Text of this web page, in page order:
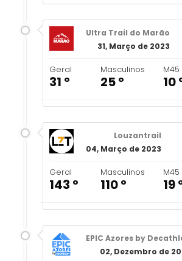
Ultra Trail do Marão
31, Março de 2023
Geral
31 º
Masculinos
25 º
M45
10
Louzantrail
04, Março de 2023
Geral
143 º
Masculinos
110 º
M45
19
EPIC Azores by
02, Dezembro de